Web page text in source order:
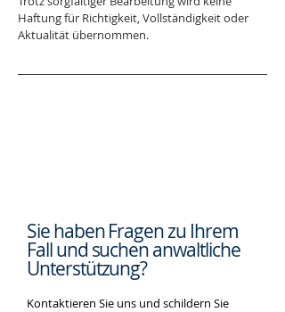
Haftung für Richtigkeit, Vollständigkeit oder
Aktualität übernommen.
Sie haben Fragen zu Ihrem
Fall und suchenanwaltliche
Unterstützung?
Kontaktieren Sie uns und schildern Sie